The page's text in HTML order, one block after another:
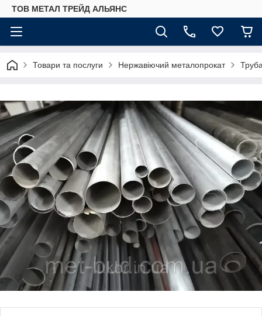
ТОВ МЕТАЛ ТРЕЙД АЛЬЯНС
Товари та послуги Нержавіючий металопрокат